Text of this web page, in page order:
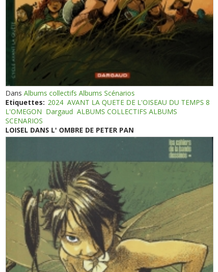
DansAlbums collectifs Albums Scénarios
Etiquettes: 2024 AVANT LA QUETE DE L'OISEAU DU TEMPS 8
L'OMEGON Dargaud ALBUMS COLLECTIFS ALBUMS
SCENARIOS
LOISEL DANS L' OMBRE DE PETER PAN